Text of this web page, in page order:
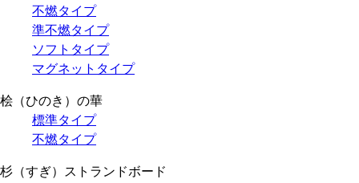
不燃タイプ
準不燃タイプ
ソフトタイプ
マグネットタイプ
桧（ひのき）の華
標準タイプ
不燃タイプ
杉（すぎ）ストランドボード